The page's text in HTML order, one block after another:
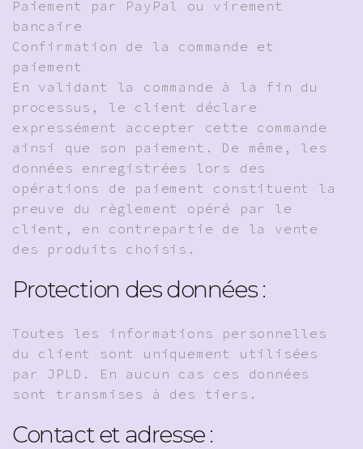
Paiement par PayPal ou virement
bancaire
Confirmation de la commande et
paiement
En validant la commande à la fin du
processus, le client déclare
expressément accepter cette commande
ainsi que son paiement. De même, les
données enregistrées lors des
opérations de paiement constituent la
preuve du règlement opéré par le
client, en contrepartie de la vente
des produits choisis.
Protection des données :
Toutes les informations personnelles
du client sont uniquement utilisées
par JPLD. En aucun cas ces données
sont transmises à des tiers.
Contact et adresse :